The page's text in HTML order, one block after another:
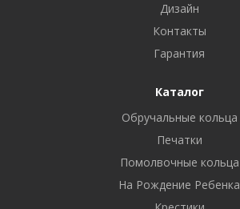
Дизайн
Контакты
Гарантия
Каталог
Обручальные кольца
Печатки
Помолвочные кольца
На Рождение Ребенка